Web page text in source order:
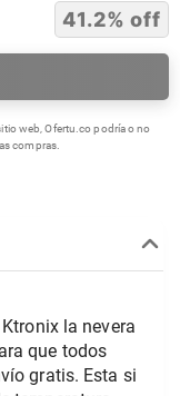
41.2% off
web, Ofertu.co podría o no
compras.
la nevera
que todos
gratis. Esta si